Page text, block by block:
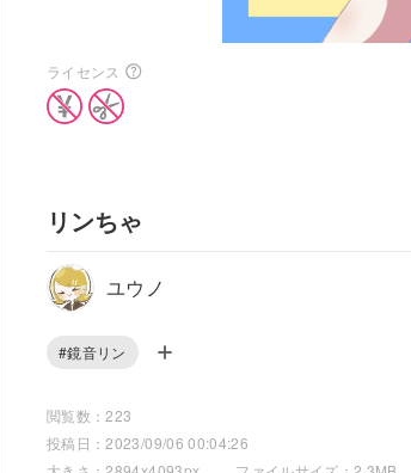
ライセンス
リンちゃ
ユウノ
#鏡音リン
閲覧数：223
投稿日：2023/09/06 00:04:26